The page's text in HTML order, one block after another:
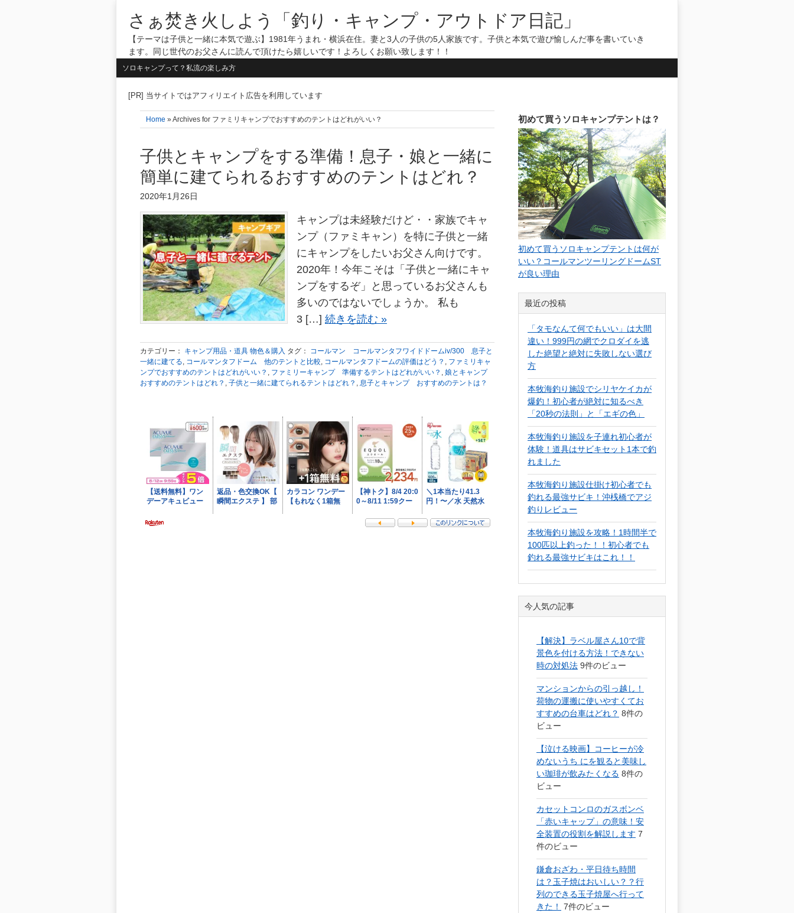
さぁ焚き火しよう「釣り・キャンプ・アウトドア日記」
【テーマは子供と一緒に本気で遊ぶ】1981年うまれ・横浜在住。妻と3人の子供の5人家族です。子供と本気で遊び愉しんだ事を書いていき
ます。同じ世代のお父さんに読んで頂けたら嬉しいです！よろしくお願い致します！！
ソロキャンプって？私流の楽しみ方
[PR] 当サイトではアフィリエイト広告を利用しています
Home » Archives for ファミリキャンプでおすすめのテントはどれがいい？
子供とキャンプをする準備！息子・娘と一緒に
簡単に建てられるおすすめのテントはどれ？
2020年1月26日
キャンプは未経験だけど・・家族でキャ
ンプ（ファミキャン）を特に子供と一緒
にキャンプをしたいお父さん向けです。
2020年！今年こそは「子供と一緒にキャ
ンプをするぞ」と思っているお父さんも
多いのではないでしょうか。 私も
3 […] 続きを読む »
カテゴリー： キャンプ用品・道具 物色＆購入 タグ： コールマン コールマンタフワイドドームiv/300 息子と
一緒に建てる, コールマンタフドーム 他のテントと比較, コールマンタフドームの評価はどう？ , ファミリキャ
ンプでおすすめのテントはどれがいい？ , ファミリーキャンプ 準備するテントはどれがいい？ , 娘とキャンプ
おすすめのテントはどれ？ , 子供と一緒に建てられるテントはどれ？ , 息子とキャンプ おすすめのテントは？
初めて買うソロキャンプテントは？
初めて買うソロキャンプテントは何が
いい？コールマンツーリングドームST
が良い理由
最近の投稿
「タモなんて何でもいい」は大間
違い！999円の網でクロダイを逃
した絶望と絶対に失敗しない選び
方
本牧海釣り施設でシリヤケイカが
爆釣！初心者が絶対に知るべき
「20秒の法則」と「エギの色」
本牧海釣り施設を子連れ初心者が
体験！道具はサビキセット1本で釣
れました
本牧海釣り施設仕掛け初心者でも
釣れる最強サビキ！沖桟橋でアジ
釣りレビュー
本牧海釣り施設を攻略！1時間半で
100匹以上釣った！！初心者でも
釣れる最強サビキはこれ！！
今人気の記事
【解決】ラベル屋さん10で背
景色を付ける方法！できない
時の対処法 9件のビュー
マンションからの引っ越し！
荷物の運搬に使いやすくてお
すすめの台車はどれ？ 8件の
ビュー
【泣ける映画】コーヒーが冷
めないうち にを観ると美味し
い珈琲が飲みたくなる 8件の
ビュー
カセットコンロのガスボンベ
「赤いキャップ」の意味！安
全装置の役割を解説します 7
件のビュー
鎌倉おざわ・平日待ち時間
は？玉子焼はおいしい？？行
列のできる玉子焼屋へ行って
きた！
7件のビュー